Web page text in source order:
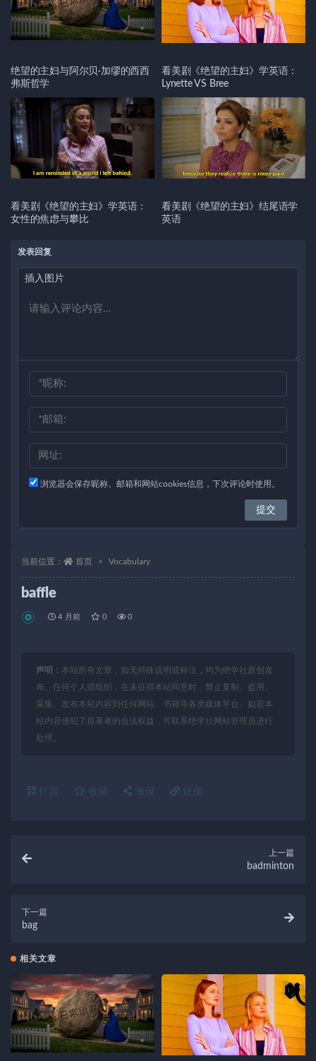
绝望的主妇与阿尔贝·加缪的西西
弗斯哲学
看美剧《绝望的主妇》学英语：
Lynette VS Bree
看美剧《绝望的主妇》学英语：
女性的焦虑与攀比
看美剧《绝望的主妇》结尾语学
英语
发表回复
插入图片
浏览器会保存昵称、邮箱和网站cookies信息，下次评论时使用。
当前位置： 首页 Vocabulary
baffle
4 月前 0 0
声明： 本站所有文章，如无特殊说明或标注，均为绝学社原创发
布。任何个人或组织，在未征得本站同意时，禁止复制、盗用、
采集、发布本站内容到任何网站、书籍等各类媒体平台。如若本
站内容侵犯了原著者的合法权益，可联系绝学社网站管理员进行
处理。
打赏 收藏 海报 链接
上一篇
badminton
下一篇
bag
相关文章